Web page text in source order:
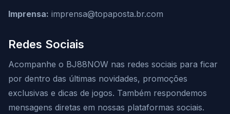
Imprensa: imprensa@topaposta.br.com
Redes Sociais
Acompanhe o BJ88NOW nas redes sociais para ficar
por dentro das últimas novidades, promoções
exclusivas e dicas de jogos. Também respondemos
mensagens diretas em nossas plataformas sociais.